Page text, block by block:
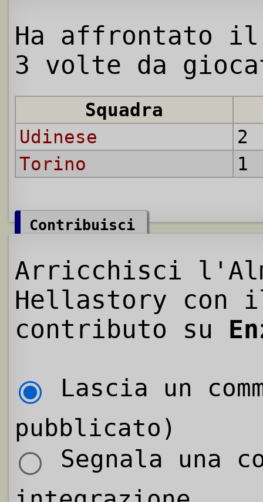
Ha affrontato il
3 volte da
Squadra
Udinese
2
Torino
1
Contribuisci
Arricchisci
Hellastory con
contributo su
Lascia un
pubblicato)
Segnala una